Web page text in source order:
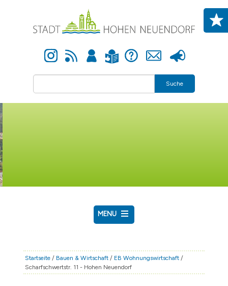
Instagram Newsfeed Anmelden Leichte Sprache Hilfe Kontakt Presse
Suche
MENU
RATHAUS & POLITIK
BÜRGERSERVICE
Startseite / Bauen & Wirtschaft / EB Wohnungswirtschaft /
Scharfschwertstr. 11 - Hohen Neuendorf